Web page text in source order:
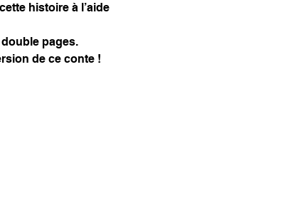
histoire à l’aide
pages.
de ce conte !